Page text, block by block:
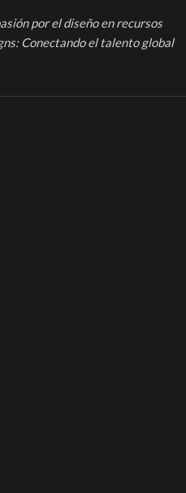
por el diseño en recursos
Conectando el talento global